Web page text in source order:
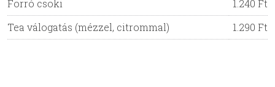
Forró csoki
1.240 Ft
Tea válogatás (mézzel, citrommal)
1.290 Ft